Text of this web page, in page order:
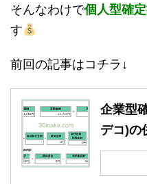
そんなわけで個人型確
す
前回の記事はコチラ↓
企業型
デコ)の